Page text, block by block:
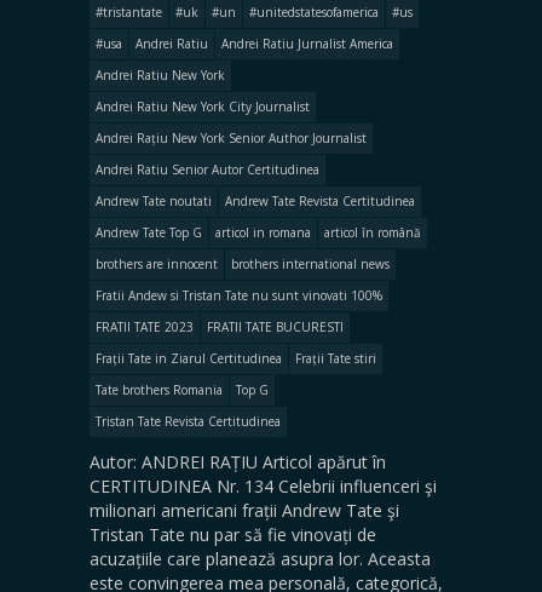
#tristantate
#uk #un #unitedstatesofamerica
#us
#usa
Andrei Ratiu
Andrei Ratiu Jurnalist America
Andrei Ratiu New York
Andrei Ratiu New York City Journalist
Andrei Rațiu New York Senior Author Journalist
Andrei Ratiu Senior Autor Certitudinea
Andrew Tate noutati
Andrew Tate Revista Certitudinea
Andrew Tate Top G
articol in romana
articol în română
brothers are innocent
brothers international news
Fratii Andew si Tristan Tate nu sunt vinovati 100%
FRATII TATE 2023
FRATII TATE BUCURESTI
Frații Tate in Ziarul Certitudinea
Frații Tate stiri
Tate brothers Romania
Top G
Tristan Tate Revista Certitudinea
Autor: ANDREI RAȚIU Articol apărut în
CERTITUDINEA Nr. 134 Celebrii influenceri şi
milionari americani frații Andrew Tate şi
Tristan Tate nu par să fie vinovați de
acuzațiile care planează asupra lor. Aceasta
este convingerea mea personală, categorică,